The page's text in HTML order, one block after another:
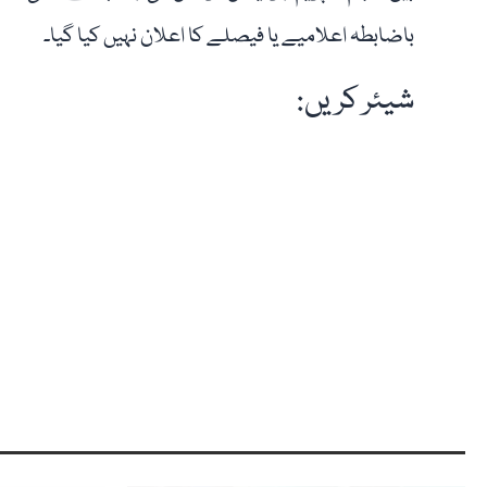
باضابطہ اعلامیے یا فیصلے کا اعلان نہیں کیا گیا۔
شیئر کریں: